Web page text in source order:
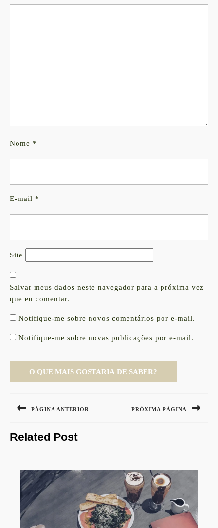
Nome *
E-mail *
Site
Salvar meus dados neste navegador para a próxima vez
que eu comentar.
Notifique-me sobre novos comentários por e-mail.
Notifique-me sobre novas publicações por e-mail.
de
PÁGINA ANTERIOR
post:
PRÓXIMA PÁGINA
Related Post